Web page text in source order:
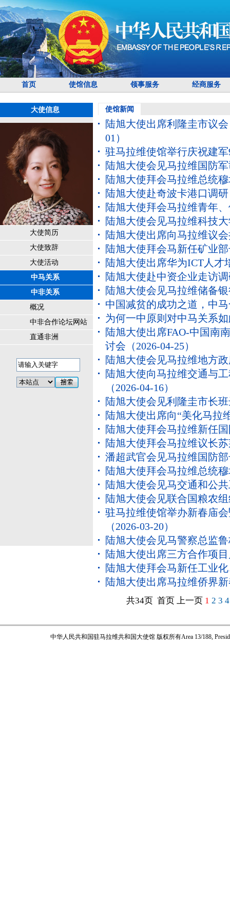
首页 使馆信息 领事服务 经商服务
大使信息
大使简历
大使致辞
大使活动
中马关系
中非关系
概况
中非合作论坛网站
直通非洲
使馆新闻
陆旭大使出席利隆圭市议
01）
驻马拉维使馆举行庆祝建
陆旭大使会见马拉维国防
陆旭大使拜会马拉维总统
陆旭大使赴奇波卡港口调研
陆旭大使拜会马拉维青年
陆旭大使会见马拉维科技
陆旭大使出席向马拉维议
陆旭大使拜会马新任矿业
陆旭大使出席华为ICT人才
陆旭大使赴中资企业走访
陆旭大使会见马拉维储备
中国减贫的成功之道，中
为何一中原则对中马关系
陆旭大使出席FAO-中国南
讨会 （2026-04-25）
陆旭大使会见马拉维地方
陆旭大使向马拉维交通与
（2026-04-16）
陆旭大使会见利隆圭市长
陆旭大使出席向“美化马拉
陆旭大使拜会马拉维新任
陆旭大使拜会马拉维议长
潘超武官会见马拉维国防
陆旭大使拜会马拉维总统
陆旭大使会见马交通和公
陆旭大使会见联合国粮农
驻马拉维使馆举办新春庙
（2026-03-20）
陆旭大使会见马警察总监
陆旭大使出席三方合作项
陆旭大使拜会马新任工业
陆旭大使出席马拉维侨界
共34页 首页 上一页 1 2 3 4
中华人民共和国驻马拉维共和国大使馆 版权所有Area 13/188,